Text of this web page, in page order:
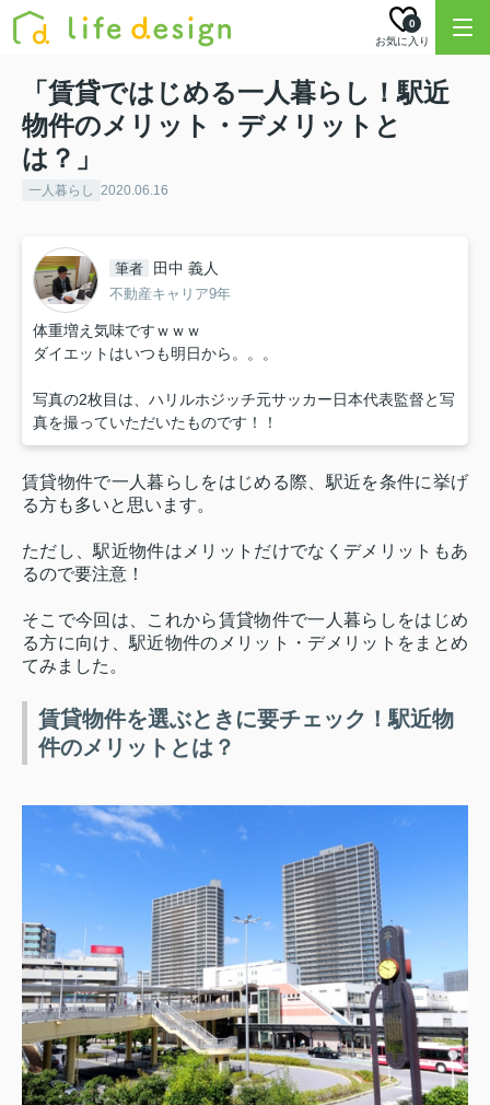
お気に入り
0
「賃貸ではじめる一人暮らし！駅近
物件のメリット・デメリットと
は？」
一人暮らし 2020.06.16
筆者 田中 義人
不動産キャリア9年
体重増え気味ですｗｗｗ
ダイエットはいつも明日から。。。
写真の2枚目は、ハリルホジッチ元サッカー日本代表監督と写
真を撮っていただいたものです！！
賃貸物件で一人暮らしをはじめる際、駅近を条件に挙げ
る方も多いと思います。
ただし、駅近物件はメリットだけでなくデメリットもあ
るので要注意！
そこで今回は、これから賃貸物件で一人暮らしをはじめ
る方に向け、駅近物件のメリット・デメリットをまとめ
てみました。
賃貸物件を選ぶときに要チェック！駅近物
件のメリットとは？